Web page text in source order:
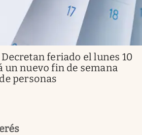
Decretan feriado el lunes 10
un nuevo fin de semana
personas